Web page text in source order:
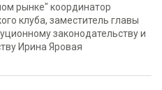
рынке" координатор
клуба, заместитель главы
законодательству и
Ирина Яровая